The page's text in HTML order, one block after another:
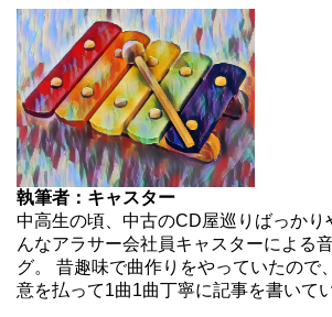
執筆者：キャスター
中高生の頃、中古のCD屋巡りばっかり
んなアラサー会社員キャスターによる
グ。 昔趣味で曲作りをやっていたので
意を払って1曲1曲丁寧に記事を書いて